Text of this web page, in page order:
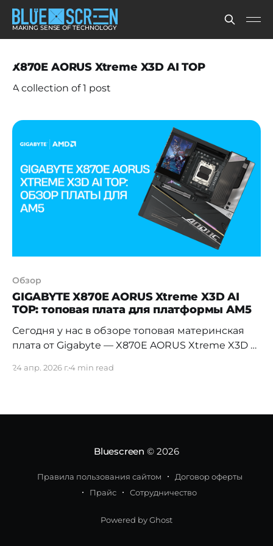
MAKING SENSE OF TECHNOLOGY
X870E AORUS Xtreme X3D AI TOP
A collection of 1 post
Обзор
GIGABYTE X870E AORUS Xtreme X3D AI
TOP: топовая плата для платформы AM5
Сегодня у нас в обзоре топовая материнская
плата от Gigabyte — X870E AORUS Xtreme X3D AI
вариант в линейке AORUS, созданный
24 апр. 2026 г.4 min read
Bluescreen © 2026
Правила пользования сайтом
Договор оферты
Прайс
Сотрудничество
Powered by Ghost